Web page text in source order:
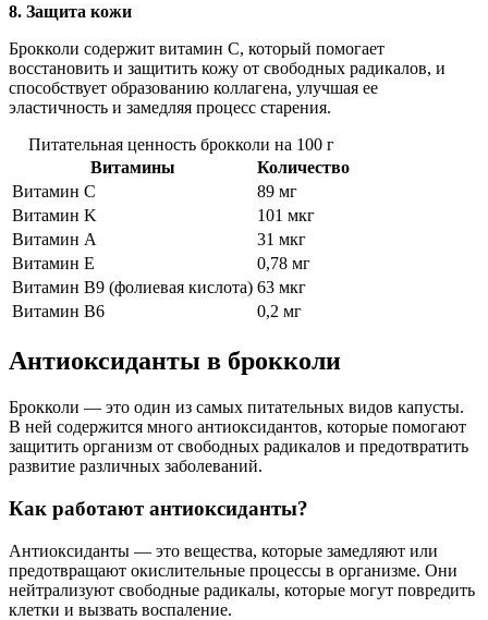
8. Защита кожи
Брокколи содержит витамин С, который помогает
восстановить и защитить кожу от свободных радикалов, и
способствует образованию коллагена, улучшая ее
эластичность и замедляя процесс старения.
Питательная ценность брокколи на 100 г
Витамины
Количество
Витамин C
89 мг
Витамин K
101 мкг
Витамин А
31 мкг
Витамин E
0,78 мг
Витамин B9 (фолиевая кислота) 63 мкг
Витамин B6
0,2 мг
Антиоксиданты в брокколи
Брокколи — это один из самых питательных видов капусты.
В ней содержится много антиоксидантов, которые помогают
защитить организм от свободных радикалов и предотвратить
развитие различных заболеваний.
Как работают антиоксиданты?
Антиоксиданты — это вещества, которые замедляют или
предотвращают окислительные процессы в организме. Они
нейтрализуют свободные радикалы, которые могут повредить
клетки и вызвать воспаление.